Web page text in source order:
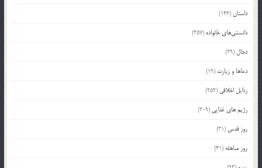
داستان(146)
دانستنی‌های خانواده (357)
دجال (29)
دعاها و زیارت (19)
رذایل اخلاقی (252)
رژیم های غذایی (209)
روز قدس (31)
روز مباهله (41)